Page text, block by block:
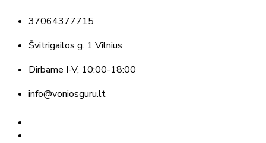
37064377715
Švitrigailos g. 1 Vilnius
Dirbame I-V, 10:00-18:00
info@voniosguru.lt